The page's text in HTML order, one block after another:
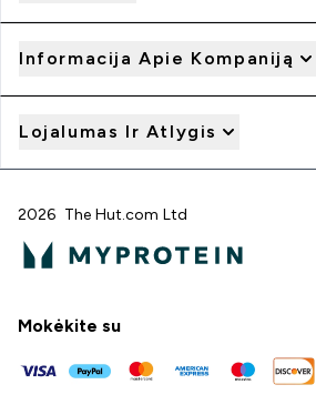
Informacija Apie Kompaniją
Lojalumas Ir Atlygis
2026 The Hut.com Ltd
Mokėkite su